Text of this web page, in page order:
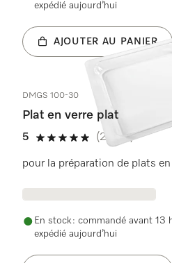
expédié aujourd’hui
AJOUTER AU PANIER
DMGS 100-30
Plat en verre plat
5
5 étoiles sur 5
(2 Avis)
pour la préparation de plats
En stock : commandé avant 13
expédié aujourd’hui